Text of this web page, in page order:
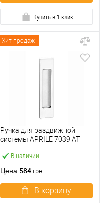
Купить в 1 клик
Хит продаж
В наличии
Ручка для раздвижной
системы APRILE 7039 AT
Цена 584 грн.
В корзину